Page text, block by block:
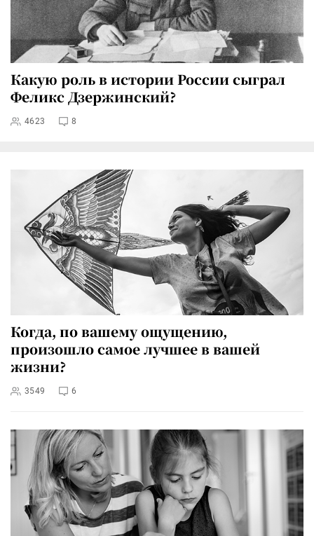
Какую роль в истории России сыграл
Феликс Дзержинский?
4623 8
Когда, по вашему ощущению,
произошло самое лучшее в вашей
жизни?
3549 6